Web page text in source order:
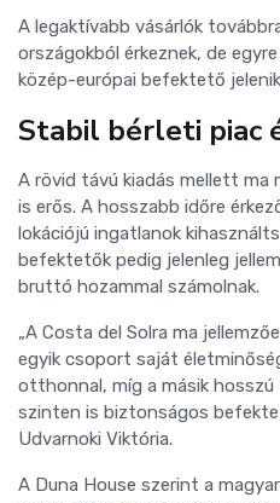
A legaktívabb vásárlók
országokból érkeznek, de
közép-európai befektető
Stabil bérleti piac
A rövid távú kiadás mellett ma
is erős. A hosszabb időre
lokációjú ingatlanok
befektetők pedig jelenleg
bruttó hozammal számolnak.
„A Costa del Solra ma
egyik csoport saját
otthonnal, míg a másik
szinten is biztonságos
Udvarnoki Viktória.
A Duna House szerint a